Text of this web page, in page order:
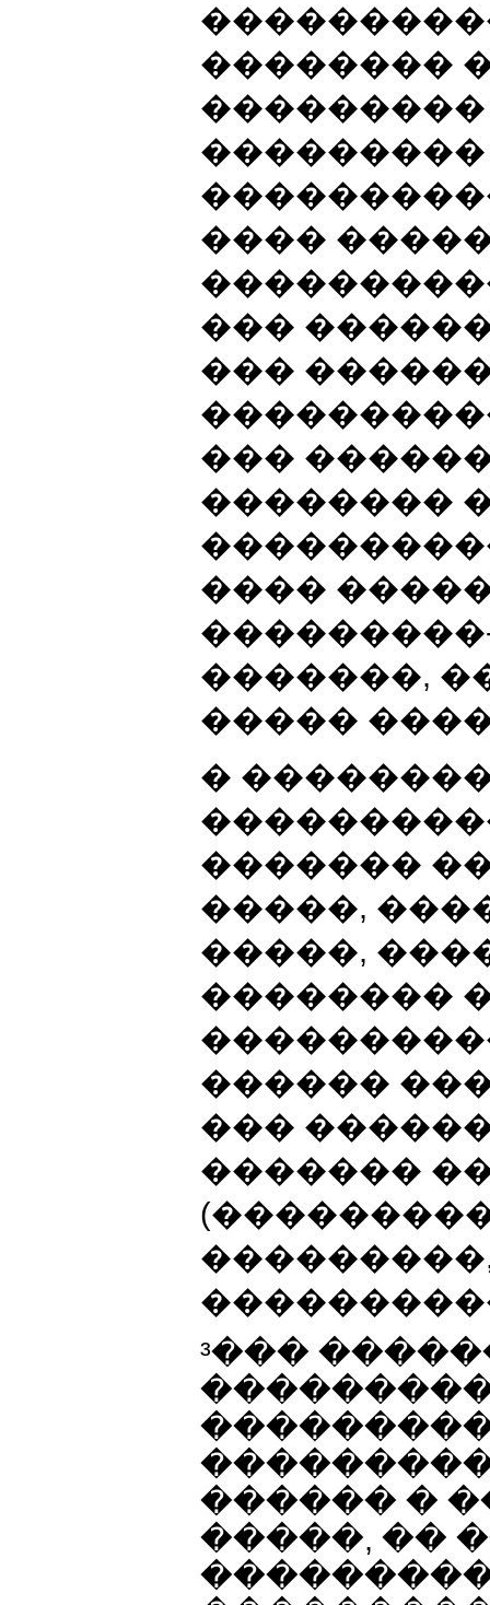
��������
����
���
���
���
��������
����
�������,
�����
�
�������
�����,
�����,
��������
������
���
�������
³���
������ �
�����, ��